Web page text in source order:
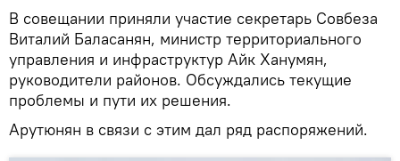
В совещании приняли участие секретарь Совбеза
Виталий Баласанян, министр территориального
управления и инфраструктур Айк Ханумян,
руководители районов. Обсуждались текущие
проблемы и пути их решения.
Арутюнян в связи с этим дал ряд распоряжений.